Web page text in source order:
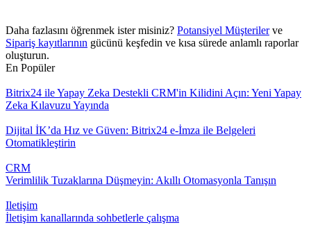
Daha fazlasını öğrenmek ister misiniz? Potansiyel Müşterilerve
Sipariş kayıtlarının gücünü keşfedin ve kısa sürede anlamlı raporlar
oluşturun.
En Popüler
Bitrix24 ile Yapay Zeka Destekli CRM'in Kilidini Açın: Yeni Yapay
Zeka Kılavuzu Yayında
Dijital İK’da Hız ve Güven: Bitrix24 e-İmza ile Belgeleri
Otomatikleştirin
CRM
Verimlilik Tuzaklarına Düşmeyin: Akıllı Otomasyonla Tanışın
Iletişim
İletişim kanallarında sohbetlerle çalışma